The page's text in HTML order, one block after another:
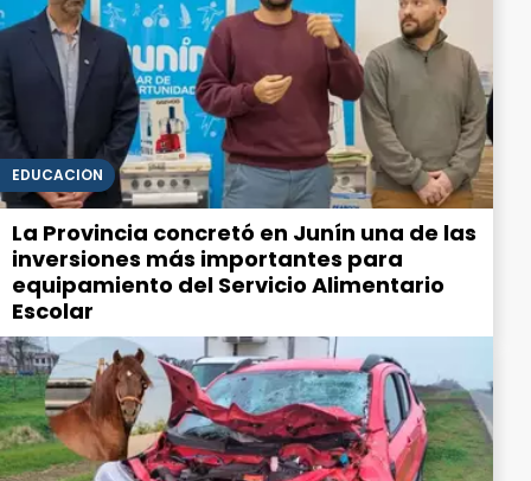
EDUCACIÓN
La Provincia concretó en Junín una de las
inversiones más importantes para
equipamiento del Servicio Alimentario
Escolar